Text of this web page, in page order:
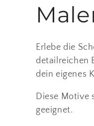
K
a
t
e
Erlebe die
detailreichen
dein eigenes
Diese Motive
geeignet.